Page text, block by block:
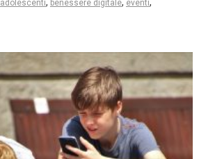
adolescenti benessere digitale eventi